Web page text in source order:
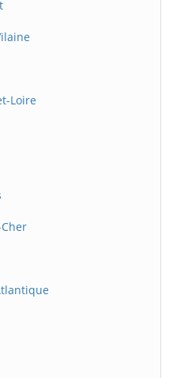
Loire